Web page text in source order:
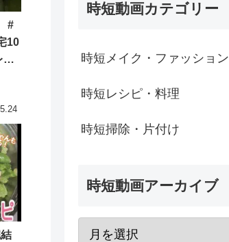
#
10
時短動画カテゴリー
時短メイク・ファッション
時短レシピ・料理
時短掃除・片付け
時短動画アーカイブ